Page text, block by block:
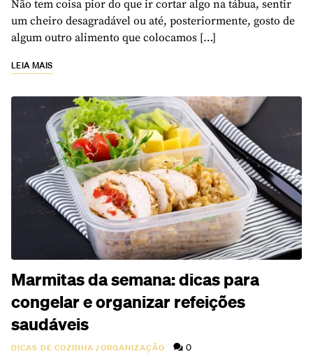
Não tem coisa pior do que ir cortar algo na tábua, sentir
um cheiro desagradável ou até, posteriormente, gosto de
algum outro alimento que colocamos […]
LEIA MAIS
Marmitas da semana: dicas para
congelar e organizar refeições
saudáveis
DICAS DE COZINHA /ORGANIZAÇÃO 0